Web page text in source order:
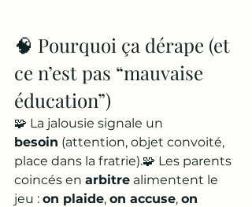
🧠 Pourquoi ça dérape (et
ce n’est pas “mauvaise
éducation”)
🧩 La jalousie signale un
besoin (attention, objet convoité,
place dans la fratrie).🧩 Les parents
coincés en arbitre alimentent le
jeu : on plaide, on accuse, on